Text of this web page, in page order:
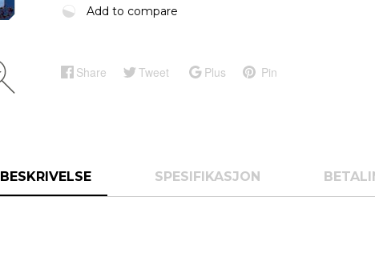
Add to compare
Share Tweet Plus Pin
BESKRIVELSE SPESIFIKASJON